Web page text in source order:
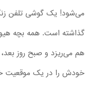
می‌شود! یک گوشی تلفن
گذاشته است. همه بچه‌
هم می‌ریزد و صبح روز
خودش را در یک موقعیت